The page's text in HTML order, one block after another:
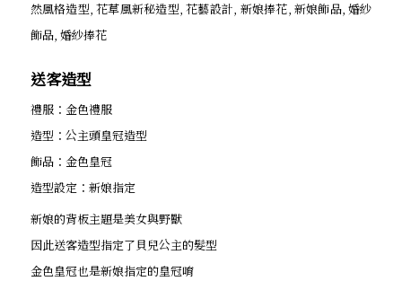
送客造型
禮服：金色禮服
造型：公主頭皇冠造型
飾品：金色皇冠
造型設定：新娘指定
新娘的背板主題是美女與野獸
因此送客造型指定了貝兒公主的髮型
金色皇冠也是新娘指定的皇冠唷